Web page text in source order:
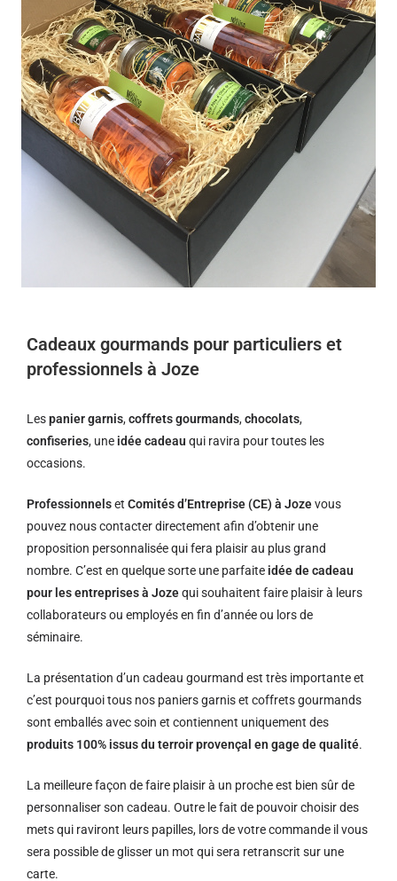
Cadeaux gourmands pour particuliers et
professionnels à Joze
Lespanier garnis,coffrets gourmands,chocolats,
confiseries, une idée cadeau qui ravira pour toutes les
occasions.
Professionnelset Comités d’Entreprise (CE) à Jozevous
pouvez nous contacter directement afin d’obtenir une
proposition personnalisée qui fera plaisir au plus grand
nombre. C’est en quelque sorte une parfaite idée de cadeau
pour les entreprises à Jozequi souhaitent faire plaisir à leurs
collaborateurs ou employés en fin d’année ou lors de
séminaire.
La présentation d’un cadeau gourmand est très importante et
c’est pourquoi tous nos paniers garnis et coffrets gourmands
sont emballés avec soin et contiennent uniquement des
produits 100% issus du terroir provençal en gage de qualité.
La meilleure façon de faire plaisir à un proche est bien sûr de
personnaliser son cadeau. Outre le fait de pouvoir choisir des
mets qui raviront leurs papilles, lors de votre commande il vous
sera possible de glisser un mot qui sera retranscrit sur une
carte.